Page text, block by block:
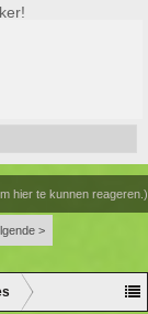
hier te kunnen reageren.)
>